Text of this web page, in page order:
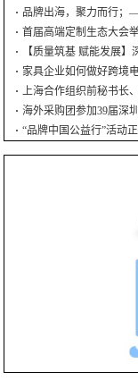
品牌出海，聚力而行；
首届高端定制生态大会
【质量筑基 赋能发展
会家具企业如何做好跨境
上海合作组织前秘书长
席到访深圳家协
海外采购团参加39届深
“品牌中国公益行”活动